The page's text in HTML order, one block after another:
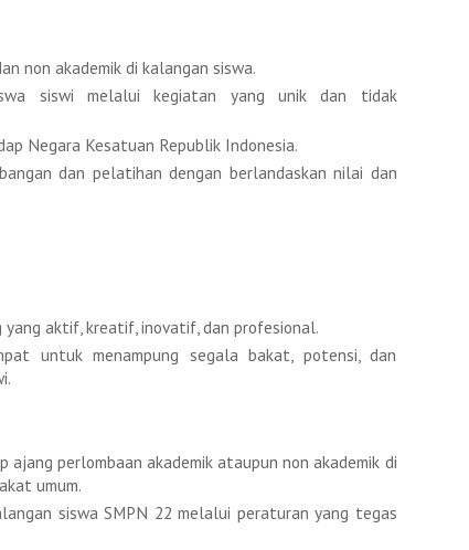
non akademik di kalangan siswa.
siswi melalui kegiatan yang unik dan tidak
Negara Kesatuan Republik Indonesia.
dan pelatihan dengan berlandaskan nilai dan
yang aktif, kreatif, inovatif, dan profesional.
untuk menampung segala bakat, potensi, dan
perlombaan akademik ataupun non akademik di
umum.
siswa SMPN 22 melalui peraturan yang tegas